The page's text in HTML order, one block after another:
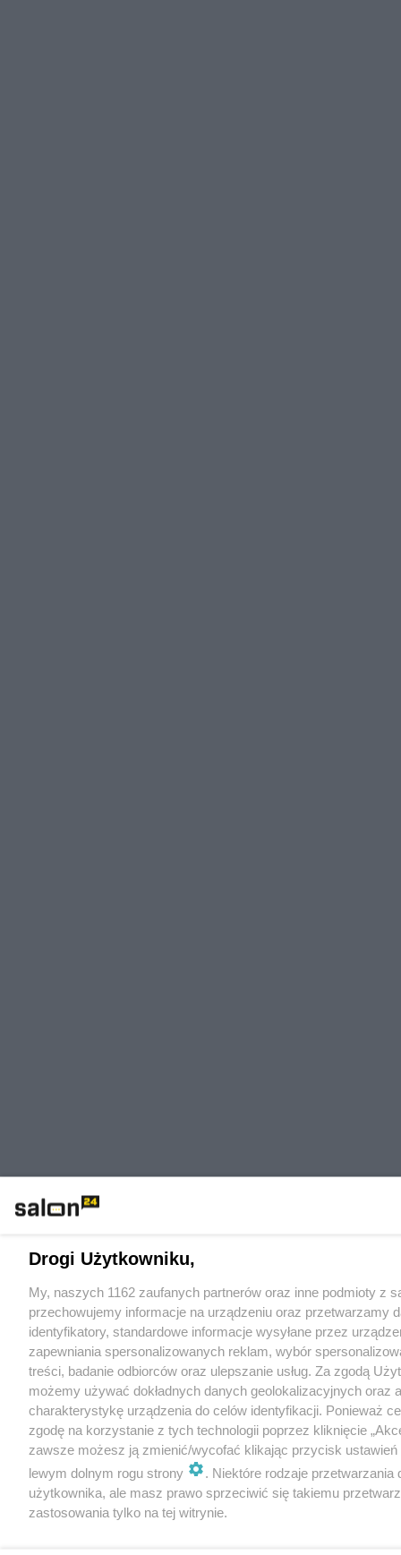
Drogi Użytkowniku,
My, naszych 1162 zaufanych partnerów oraz inne podmioty z
przechowujemy informacje na urządzeniu oraz przetwarzamy
identyfikatory, standardowe informacje wysyłane przez
zapewniania spersonalizowanych reklam, wybór
treści, badanie odbiorców oraz ulepszanie usług. Za zgodą
możemy używać dokładnych danych geolokalizacyjnych oraz
charakterystykę urządzenia do celów identyfikacji. Ponieważ
zgodę na korzystanie z tych technologii poprzez kliknięcie
zawsze możesz ją zmienić/wycofać klikając przycisk
lewym dolnym rogu strony
. Niektóre rodzaje
użytkownika, ale masz prawo sprzeciwić się takiemu
zastosowania tylko na tej witrynie.